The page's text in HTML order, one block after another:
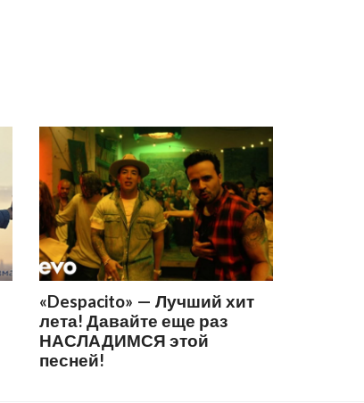
«Despacito» — Лучший хит
лета! Давайте еще раз
НАСЛАДИМСЯ этой
песней!